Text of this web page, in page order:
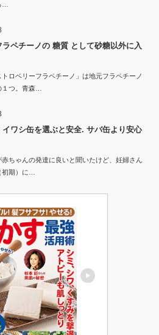
…
ラペチーノの 糖質 として砂糖以外に入
トロベリーフラペチーノ」は地元フラペチーノ
１つ。青森…
イワシ缶を選ぶと安全. サバ缶より安心
赤ちゃんの発達に良いと聞いたけど、妊婦さん
期）に…